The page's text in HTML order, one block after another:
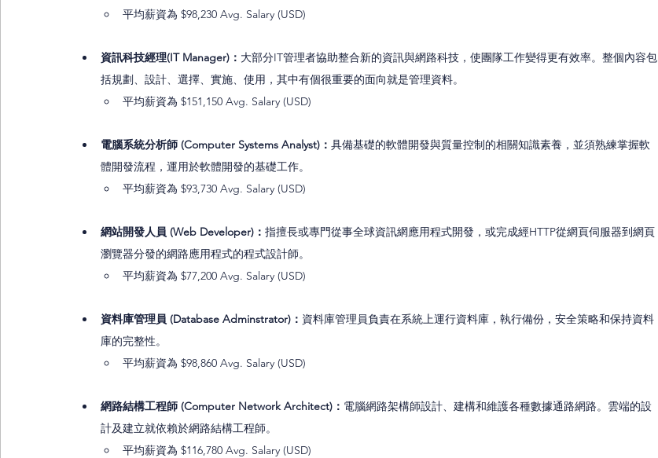
平均薪資為 $98,230 Avg. Salary (USD)
資訊科技經理(IT Manager)： 大部分IT管理者協助整合新的資訊與網路科技，使團隊工作變得更有效率。整個內容包
括規劃、設計、選擇、實施、使用，其中有個很重要的面向就是管理資料。
平均薪資為 $151,150 Avg. Salary (USD)
電腦系統分析師 (Computer Systems Analyst)： 具備基礎的軟體開發與質量控制的相關知識素養，並須熟練掌握軟
體開發流程，運用於軟體開發的基礎工作。
平均薪資為 $93,730 Avg. Salary (USD)
網站開發人員 (Web Developer)： 指擅長或專門從事全球資訊網應用程式開發，或完成經HTTP從網頁伺服器到網頁
瀏覽器分發的網路應用程式的程式設計師。
平均薪資為 $77,200 Avg. Salary (USD)
資料庫管理員 (Database Adminstrator)： 資料庫管理員負責在系統上運行資料庫，執行備份，安全策略和保持資料
庫的完整性。
平均薪資為 $98,860 Avg. Salary (USD)
網路結構工程師 (Computer Network Architect)： 電腦網路架構師設計、建構和維護各種數據通路網路。雲端的設
計及建立就依賴於網路結構工程師。
平均薪資為 $116,780 Avg. Salary (USD)